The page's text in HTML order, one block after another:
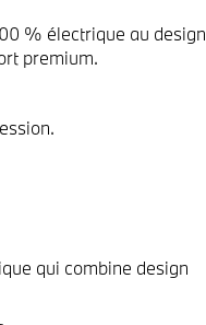
% électrique au design
premium.
qui combine design